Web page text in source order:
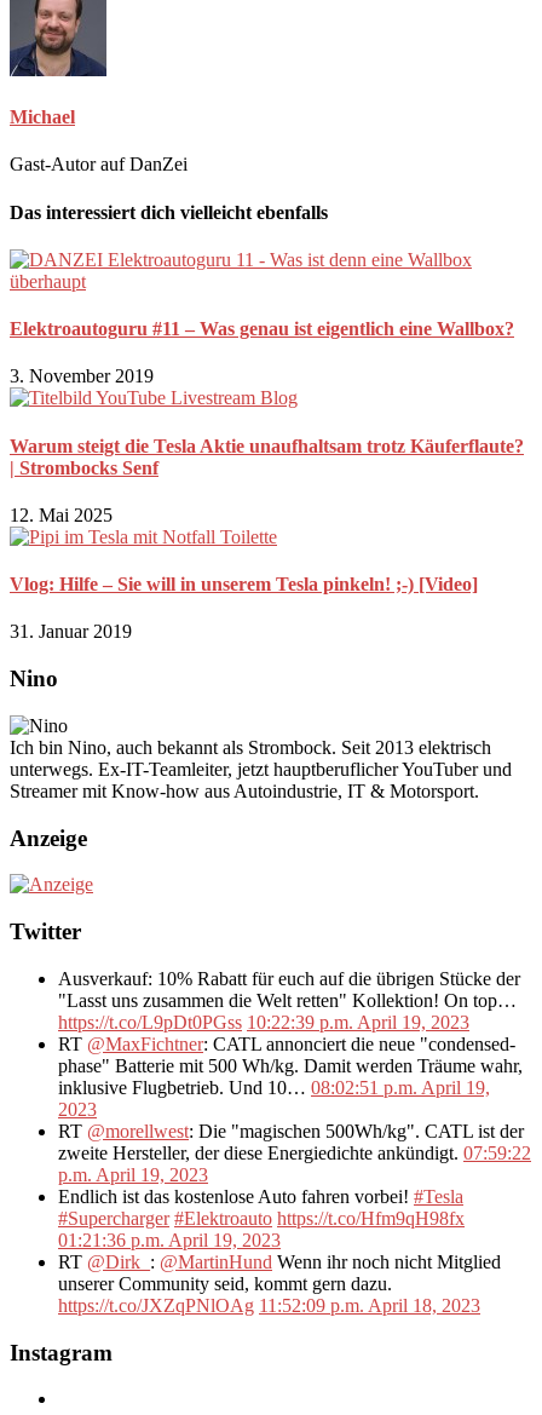
Michael
Gast-Autor auf DanZei
Das interessiert dich vielleicht ebenfalls
Elektroautoguru #11 – Was genau ist eigentlich eine Wallbox?
3. November 2019
Warum steigt die Tesla Aktie unaufhaltsam trotz Käuferflaute?
| Strombocks Senf
12. Mai 2025
Vlog: Hilfe – Sie will in unserem Tesla pinkeln! ;-) [Video]
31. Januar 2019
Nino
Ich bin Nino, auch bekannt als Strombock. Seit 2013 elektrisch
unterwegs. Ex-IT-Teamleiter, jetzt hauptberuflicher YouTuber und
Streamer mit Know-how aus Autoindustrie, IT & Motorsport.
Anzeige
Twitter
Ausverkauf: 10% Rabatt für euch auf die übrigen Stücke der
"Lasst uns zusammen die Welt retten" Kollektion! On top…
https://t.co/L9pDt0PGss 10:22:39 p.m. April 19, 2023
RT @MaxFichtner: CATL annonciert die neue "condensed-
phase" Batterie mit 500 Wh/kg. Damit werden Träume wahr,
inklusive Flugbetrieb. Und 10… 08:02:51 p.m. April 19,
2023
RT @morellwest: Die "magischen 500Wh/kg". CATL ist der
zweite Hersteller, der diese Energiedichte ankündigt. 07:59:22
p.m. April 19, 2023
Endlich ist das kostenlose Auto fahren vorbei! #Tesla
#Supercharger #Elektroauto https://t.co/Hfm9qH98fx
01:21:36 p.m. April 19, 2023
RT @Dirk_ : @MartinHund Wenn ihr noch nicht Mitglied
unserer Community seid, kommt gern dazu.
https://t.co/JXZqPNlOAg 11:52:09 p.m. April 18, 2023
Instagram